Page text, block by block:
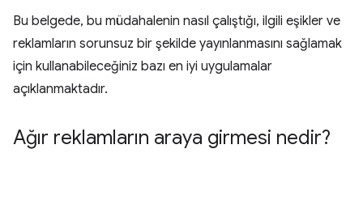
Bu belgede, bu müdahalenin nasıl çalıştığı, ilgili eşikler ve
reklamların sorunsuz bir şekilde yayınlanmasını sağlamak
için kullanabileceğiniz bazı en iyi uygulamalar
açıklanmaktadır.
Ağır reklamların araya girmesi nedir?